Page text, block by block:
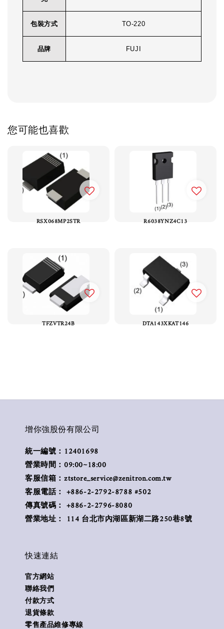
包裝方式 TO-220
品牌 FUJI
您可能也喜歡
RSX068MP2STR R6038YNZ4C13
TFZVTR24B DTA143XKAT146
增你強股份有限公司
統一編號：12401698
營業時間：09:00~18:00
客服信箱：ztstore_service@zenitron.com.tw
客服電話： +886-2-2792-8788 #502
傳真號碼： +886-2-2796-8080
營業地址： 114 台北市內湖區新湖二路250巷8號
快速連結
官方網站
聯絡我們
付款方式
退貨條款
零售產品維修專線